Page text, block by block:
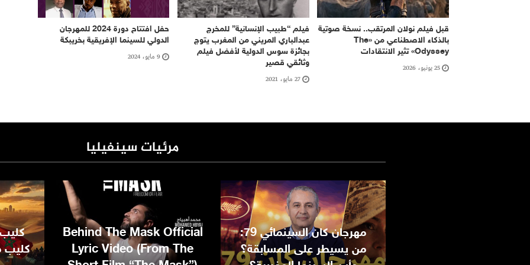
قبل فيلم نولان المرتقب.. نسخة صوتية
بالذكاء الاصطناعي من «The
Odyssey» تثير الانتقادات
25 يونيو، 2026
فيلم “طبيب الإنسانية” للمخرج
عبدالباري المريني من المغرب يتوج
بجائزة سوس الدولية لأفضل فيلم
وثائقي قصير
27 مايو، 2021
حفل افتتاح دورة 2024 للمهرجان
الدولي للسينما الإفريقية بخريبكة
9 مايو، 2024
مرئيات سينفيليا
مهرجان كان السينمائي 79:
من يسيطر على المسابقة؟
Behind The Mask Official
Lyric Video (From The
كليب